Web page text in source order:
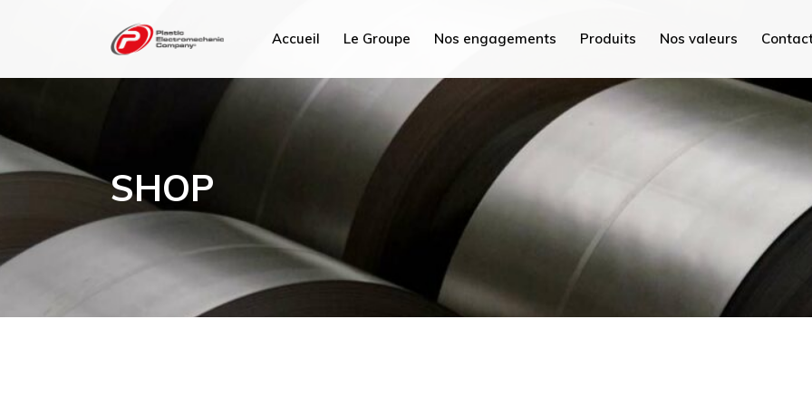
Accueil Le Groupe
PEC Tunisie
PEC France
PEC MED
Hydrex International
Nos engagements Produits Nos valeurs
PEC Tunisie
PEC MED
PEC Plus
Hydrex International
PEC Maroc
PEC Chine
PEC Mi
PEC AC
SHOP